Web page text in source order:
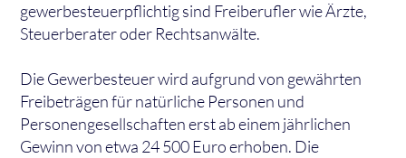
gewerbesteuerpflichtig sind Freiberufler wie Ärzte,
Steuerberater oder Rechtsanwälte.
Die Gewerbesteuer wird aufgrund von gewährten
Freibeträgen für natürliche Personen und
Personengesellschaften erst ab einem jährlichen
Gewinn von etwa 24 500 Euro erhoben. Die